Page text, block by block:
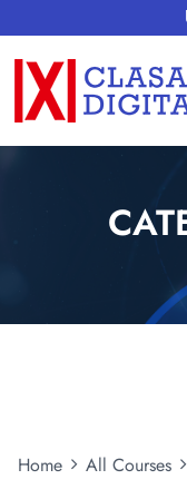
Home All Courses